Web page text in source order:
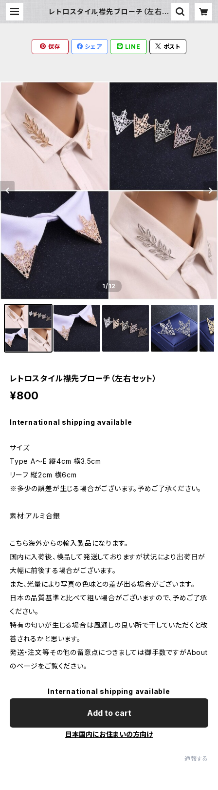
レトロスタイル襟先ブローチ（左右セ
保存 シェア LINE ポスト
1/12
レトロスタイル襟先ブローチ（左右セット）
¥800
International shipping available
サイズ
Type A〜E 縦4cm 横3.5cm
リーフ 縦2cm 横6cm
※多少の誤差が生じる場合がございます。予めご了承ください。
素材:アルミ合銀
こちら海外からの輸入製品になります。
国内に入荷後、検品して発送しておりますが状況により出荷日が
大幅に前後する場合がございます。
また、光量により写真の色味との差が出る場合がございます。
日本の品質基準と比べて粗い場合がございますので、予めご了承
ください。
特有の匂いが生じる場合は風通しの良い所で干していただくと改
善されるかと思います。
発送・注文等その他の留意点につきましては御手数ですがAbout
のページをご覧ください。
International shipping available
Add to cart
日本国内にお住まいの方向け
通報する